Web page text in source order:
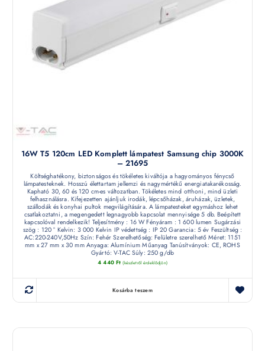
16W T5 120cm LED Komplett lámpatest Samsung chip 3000K
– 21695
Költséghatékony, biztonságos és tökéletes kiváltója a hagyományos fénycső
lámpatesteknek. Hosszú élettartam jellemzi és nagymértékű energiatakarékosság.
Kapható 30, 60 és 120 cm-es változatban. Tökéletes mind otthoni, mind üzleti
felhasználásra. Kifejezetten ajánljuk irodák, lépcsőházak, áruházak, üzletek,
szállodák és konyhai pultok megvilágítására. A lámpatesteket egymáshoz lehet
csatlakoztatni, a megengedett legnagyobb kapcsolat mennyisége 5 db. Beépített
kapcsolóval rendelkezik! Teljesítmény : 16 W Fényáram : 1 600 lumen Sugárzási
szög : 120 ° Kelvin: 3 000 Kelvin IP védettség : IP 20 Garancia: 5 év Feszültség :
AC:220-240V,50Hz Szín: Fehér Szerelhetőség: Felületre szerelhető Méret: 1151
mm x 27 mm x 30 mm Anyaga: Alumínium Műanyag Tanúsítványok: CE, ROHS
Gyártó: V-TAC Súly: 250 g/db
4 440 Ft (készletről érdeklődjön)
Kosárba teszem